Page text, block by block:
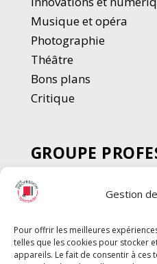
Gestion
Pour offrir les meilleures
telles que les cookies pour stocker
appareils. Le fait de consentir à
Musique et opéra
Photographie
Théâtre
Bons plans
Critique
GROUPE
SPECTACLE
Chèque Intermittents
Chèque Compta
Chèque Emploi